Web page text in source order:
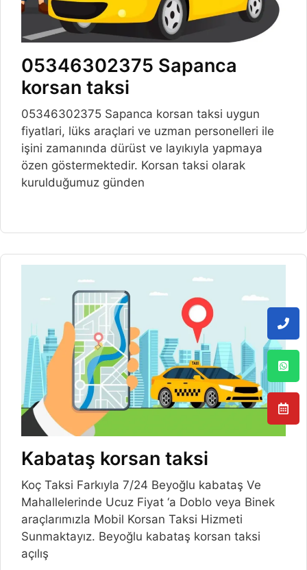
05346302375 Sapanca
korsan taksi
05346302375 Sapanca korsan taksi uygun
fiyatlari, lüks araçlari ve uzman personelleri ile
işini zamanında dürüst ve layıkıyla yapmaya
özen göstermektedir. Korsan taksi olarak
kurulduğumuz günden
Kabataş korsan taksi
Koç Taksi Farkıyla 7/24 Beyoğlu kabataş Ve
Mahallelerinde Ucuz Fiyat ‘a Doblo veya Binek
araçlarımızla Mobil Korsan Taksi Hizmeti
Sunmaktayız. Beyoğlu kabataş korsan taksi
açılış